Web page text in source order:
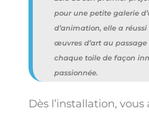
pour une petite galerie
d’animation, elle a
œuvres d’art au
chaque toile de façon
passionnée.
Dès l’installation, vous